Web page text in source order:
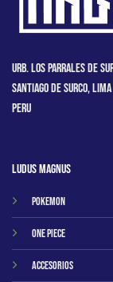
Urb. Los Parrales de
Santiago de Surco, Lima
Peru
Ludus Magnus
Pokemon
One Piece
Accesorios